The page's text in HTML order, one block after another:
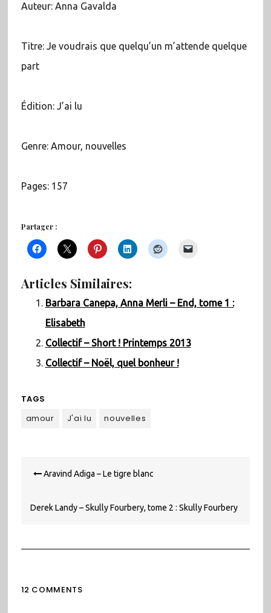
Auteur: Anna Gavalda
Titre: Je voudrais que quelqu’un m’attende quelque
part
Édition: J’ai lu
Genre: Amour, nouvelles
Pages: 157
Partager :
Articles Similaires:
Barbara Canepa, Anna Merli – End, tome 1 :
Elisabeth
Collectif – Short ! Printemps 2013
Collectif – Noël, quel bonheur !
TAGS
amour
J'ai lu nouvelles
de Aravind Adiga – Le tigre blanc
Derek Landy – Skully Fourbery, tome 2 : Skully Fourbery
12 COMMENTS